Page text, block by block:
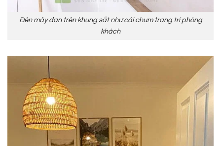
Đèn mây đan trên khung sắt như cái chum trang trí phòng
khách